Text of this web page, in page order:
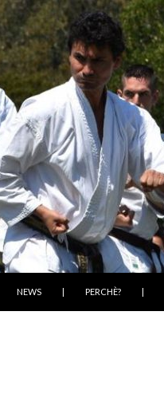
NEWS | PERCHÈ? |